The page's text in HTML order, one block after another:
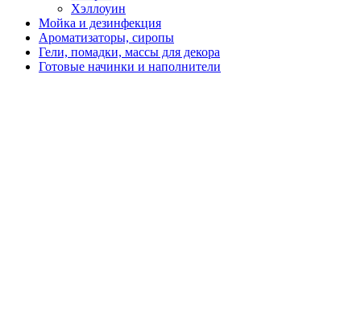
Хэллоуин
Мойка и дезинфекция
Ароматизаторы, сиропы
Гели, помадки, массы для декора
Готовые начинки и наполнители